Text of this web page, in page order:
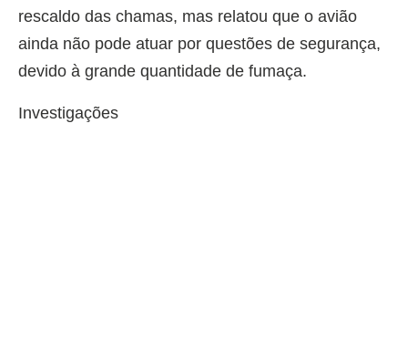
rescaldo das chamas, mas relatou que o avião
ainda não pode atuar por questões de segurança,
devido à grande quantidade de fumaça.
Investigações